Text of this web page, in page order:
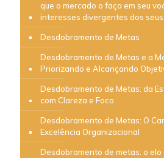
que o mercado o faça em seu
interesses divergentes dos seus
Desdobramento de Metas
Desdobramento de Metas e a
Priorizando e Alcançando
Desdobramento de Metas: da
com Clareza e Foco
Desdobramento de Metas: O
Excelência Organizacional
Desdobramento de metas: o